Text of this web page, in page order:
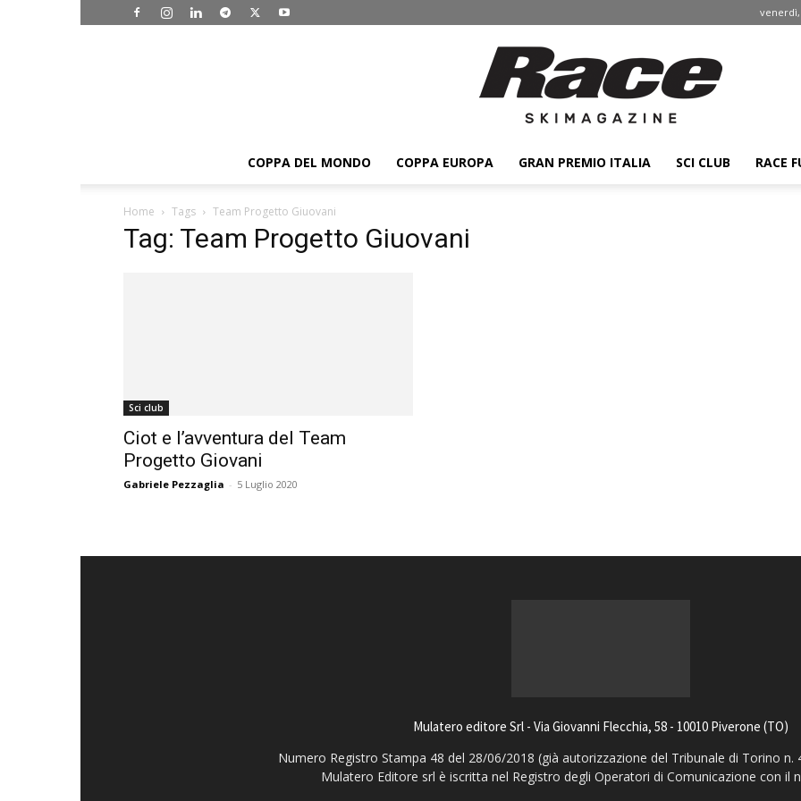
venerdì,
COPPA DEL MONDO COPPA EUROPA GRAN PREMIO ITALIA SCI CLUB RACE
Home Tags Team Progetto Giuovani
Tag: Team Progetto Giuovani
Sci club
Ciot e l’avventura del Team
Progetto Giovani
Gabriele Pezzaglia - 5 Luglio 2020
Mulatero editore Srl - Via Giovanni Flecchia, 58 - 10010 Piverone (TO)
Numero Registro Stampa 48 del 28/06/2018 (già autorizzazione del Tribunale di Torino n.
Mulatero Editore srl è iscritta nel Registro degli Operatori di Comunicazione con il